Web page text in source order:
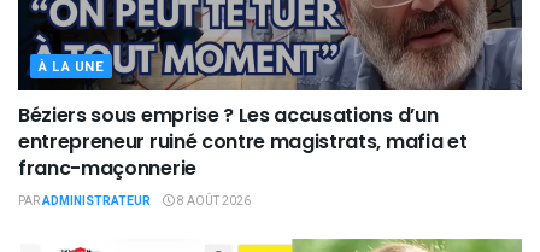
À LA UNE
Béziers sous emprise ? Les accusations d’un
entrepreneur ruiné contre magistrats, mafia et
franc-maçonnerie
PARADMINISTRATEUR 8 AOÛT 2026